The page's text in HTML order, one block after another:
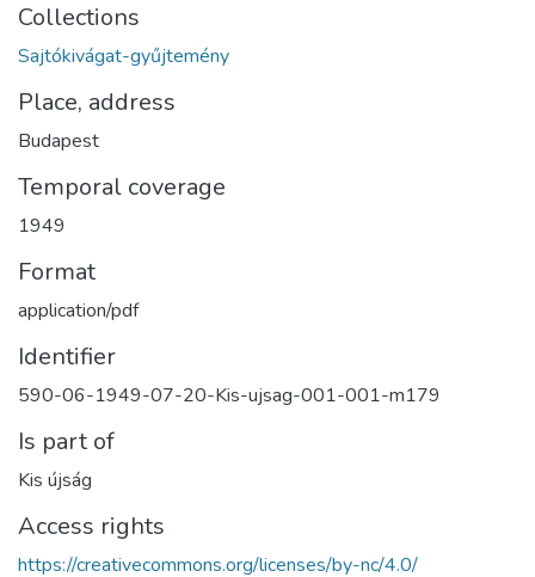
Collections
Sajtókivágat-gyűjtemény
Place, address
Budapest
Temporal coverage
1949
Format
application/pdf
Identifier
590-06-1949-07-20-Kis-ujsag-001-001-m179
Is part of
Kis újság
Access rights
https://creativecommons.org/licenses/by-nc/4.0/